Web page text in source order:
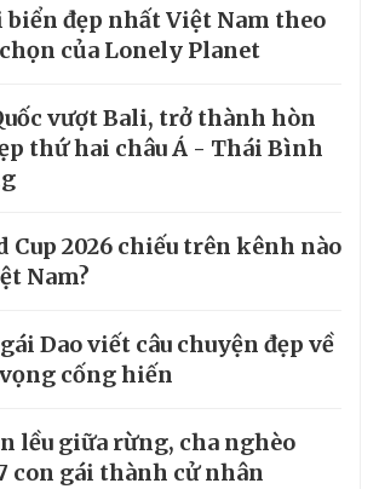
biển đẹp nhất Việt Nam theo
của Lonely Planet
vượt Bali, trở thành hòn
thứ hai châu Á - Thái Bình
Cup 2026 chiếu trên kênh nào
Nam?
Dao viết câu chuyện đẹp về
cống hiến
lều giữa rừng, cha nghèo
con gái thành cử nhân